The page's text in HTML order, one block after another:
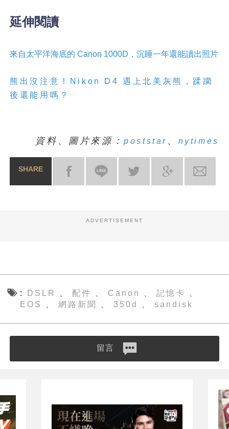
延伸閱讀
來自太平洋海底的 Canon 1000D，沉睡一年還能讀出照片
熊出沒注意！Nikon D4 遇上北美灰熊，蹂躪
後還能用嗎？
資料、圖片來源：poststar 、 nytimes
SHARE
ADVERTISEMENT
DSLR 配件 Canon 記憶卡
EOS 、網路新聞 350d sandisk
留言